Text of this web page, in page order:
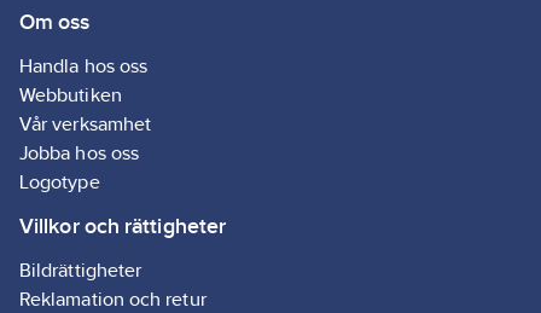
Om oss
Handla hos oss
Webbutiken
Vår verksamhet
Jobba hos oss
Logotype
Villkor och rättigheter
Bildrättigheter
Reklamation och retur